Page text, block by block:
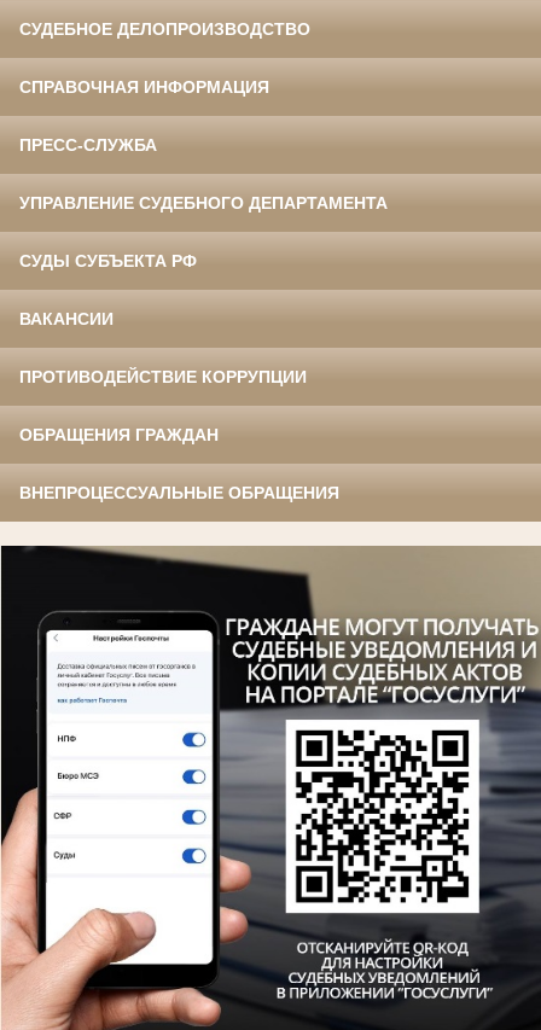
СУДЕБНОЕ ДЕЛОПРОИЗВОДСТВО
СПРАВОЧНАЯ ИНФОРМАЦИЯ
ПРЕСС-СЛУЖБА
УПРАВЛЕНИЕ СУДЕБНОГО ДЕПАРТАМЕНТА
СУДЫ СУБЪЕКТА РФ
ВАКАНСИИ
ПРОТИВОДЕЙСТВИЕ КОРРУПЦИИ
ОБРАЩЕНИЯ ГРАЖДАН
ВНЕПРОЦЕССУАЛЬНЫЕ ОБРАЩЕНИЯ